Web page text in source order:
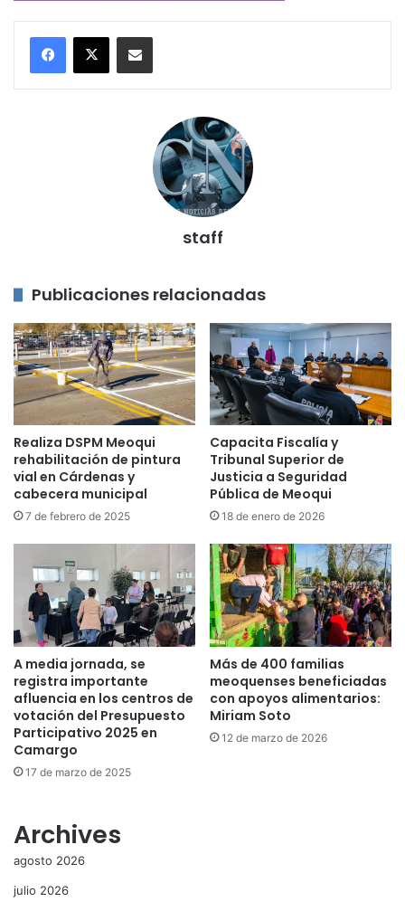
Compartir por correo electrónico
staff
Publicaciones relacionadas
Realiza DSPM Meoqui
rehabilitación de pintura
vial en Cárdenas y
cabecera municipal
7 de febrero de 2025
Capacita Fiscalía y
Tribunal Superior de
Justicia a Seguridad
Pública de Meoqui
18 de enero de 2026
A media jornada, se
registra importante
afluencia en los centros de
votación del Presupuesto
Participativo 2025 en
Camargo
17 de marzo de 2025
Más de 400 familias
meoquenses beneficiadas
con apoyos alimentarios:
Miriam Soto
12 de marzo de 2026
Archives
agosto 2026
julio 2026